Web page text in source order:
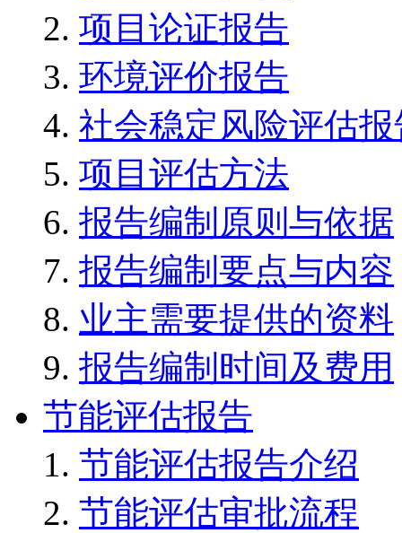
项目论证报告
环境评价报告
社会稳定风险评估报
项目评估方法
报告编制原则与依据
报告编制要点与内容
业主需要提供的资料
报告编制时间及费用
节能评估报告
节能评估报告介绍
节能评估审批流程